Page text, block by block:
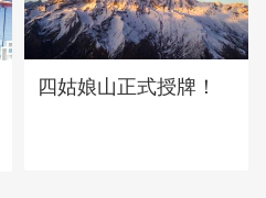
四姑娘山正式授牌！